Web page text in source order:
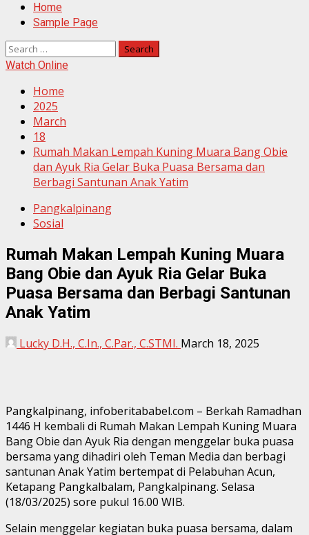
Home
Sample Page
Search
for:
Watch Online
Home
2025
March
18
Rumah Makan Lempah Kuning Muara Bang Obie
dan Ayuk Ria Gelar Buka Puasa Bersama dan
Berbagi Santunan Anak Yatim
Pangkalpinang
Sosial
Rumah Makan Lempah Kuning Muara
Bang Obie dan Ayuk Ria Gelar Buka
Puasa Bersama dan Berbagi Santunan
Anak Yatim
Lucky D.H., C.In., C.Par., C.STMI. March 18, 2025
Pangkalpinang, infoberitababel.com – Berkah Ramadhan
1446 H kembali di Rumah Makan Lempah Kuning Muara
Bang Obie dan Ayuk Ria dengan menggelar buka puasa
bersama yang dihadiri oleh Teman Media dan berbagi
santunan Anak Yatim bertempat di Pelabuhan Acun,
Ketapang Pangkalbalam, Pangkalpinang. Selasa
(18/03/2025) sore pukul 16.00 WIB.
Selain menggelar kegiatan buka puasa bersama, dalam